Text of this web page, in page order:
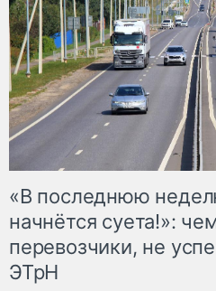
«В последнюю
начнётся суета!»:
перевозчики, не
ЭТрН